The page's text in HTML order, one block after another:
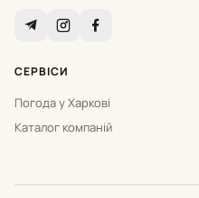
СЕРВІСИ
Погода у Харкові
Каталог компаній